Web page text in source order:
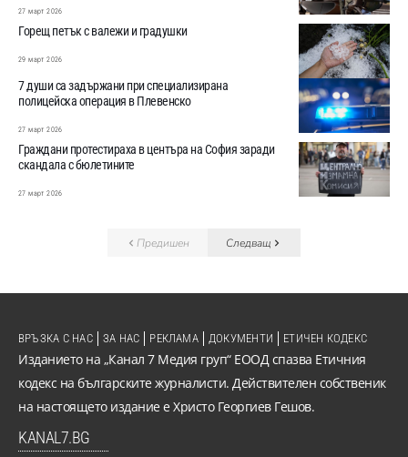
27 март 2026
Горещ петък с валежи и градушки
29 март 2026
7 души са задържани при специализирана
полицейска операция в Плевенско
27 март 2026
Граждани протестираха в центъра на София заради
скандала с бюлетините
27 март 2026
Предишен Следващ
Изданието на „Канал 7 Медия груп“ ЕООД спазва Етичния
кодекс на българските журналисти. Действителен собственик
на настоящето издание е Христо Георгиев Гешов.
KANAL7.BG
ВРЪЗКА С НАС ЗА НАС РЕКЛАМА ДОКУМЕНТИ ЕТИЧЕН КОДЕКС